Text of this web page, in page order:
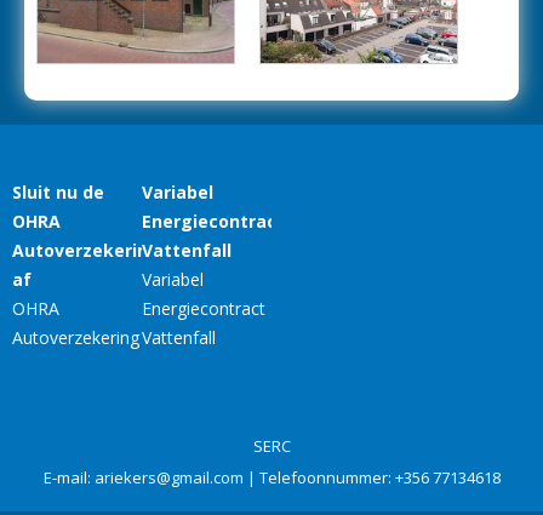
SERC
E-mail: ariekers@gmail.com | Telefoonnummer: +356 77134618